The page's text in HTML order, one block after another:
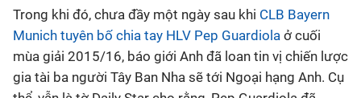
Trong khi đó, chưa đầy một ngày sau khi CLB Bayern
Munich tuyên bố chia tay HLV Pep Guardiola ở cuối
mùa giải 2015/16, báo giới Anh đã loan tin vị chiến lược
gia tài ba người Tây Ban Nha sẽ tới Ngoại hạng Anh. Cụ